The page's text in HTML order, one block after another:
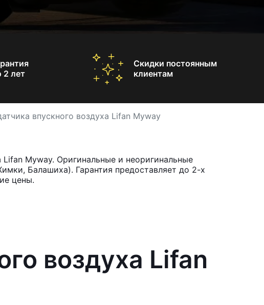
2 лет
Скидки постоянным
клиентам
впускного воздуха Lifan Myway
Myway. Оригинальные и неоригинальные
Балашиха). Гарантия предоставляет до 2-х
цены.
воздуха Lifan